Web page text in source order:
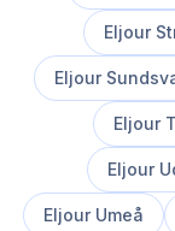
Eljour
Eljour
Eljour
Eljour
Eljour Umeå